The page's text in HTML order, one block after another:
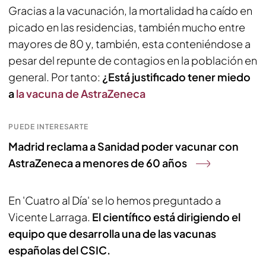
Gracias a la vacunación, la mortalidad ha caído en
picado en las residencias, también mucho entre
mayores de 80 y, también, esta conteniéndose a
pesar del repunte de contagios en la población en
general. Por tanto: ¿Está justificado tener miedo
ala vacuna de AstraZeneca
PUEDE INTERESARTE
Madrid reclama a Sanidad poder vacunar con
AstraZeneca a menores de 60 años
En 'Cuatro al Día' se lo hemos preguntado a
Vicente Larraga. El científico está dirigiendo el
equipo que desarrolla una de las vacunas
españolas del CSIC.